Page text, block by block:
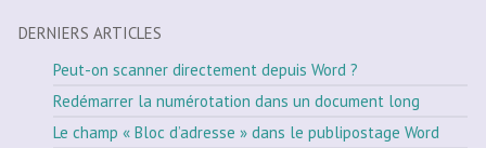
DERNIERS ARTICLES
Peut-on scanner directement depuis Word ?
Redémarrer la numérotation dans un document long
Le champ « Bloc d’adresse » dans le publipostage Word